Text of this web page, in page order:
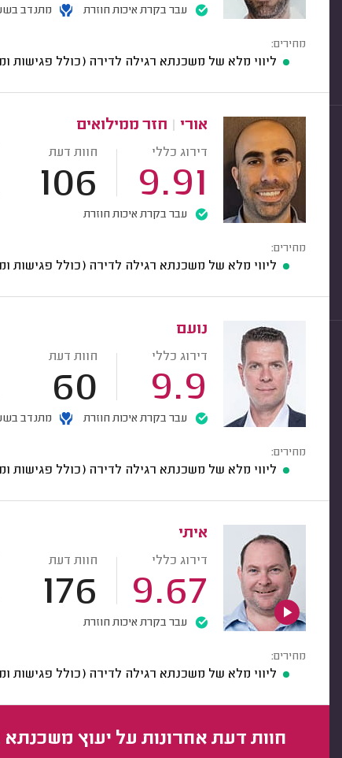
עבר בקרת איכות חוזרת מתנדב
מחירים:
ליווי מלא של משכנתא רגילה לדירה (כולל פגישות
אורי חזר ממילואים
דירוג כללי
9.91
חוות דעת
106
עבר בקרת איכות חוזרת
מחירים:
ליווי מלא של משכנתא רגילה לדירה (כולל פגישות
נועם
דירוג כללי
9.9
חוות דעת
60
עבר בקרת איכות חוזרת מתנדב
מחירים:
ליווי מלא של משכנתא רגילה לדירה (כולל פגישות
איתי
דירוג כללי
9.67
חוות דעת
176
עבר בקרת איכות חוזרת
מחירים:
ליווי מלא של משכנתא רגילה לדירה (כולל פגישות
חוות דעת אחרונות על יעוץ